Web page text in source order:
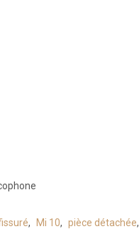
, Mi 10, pièce détachée,